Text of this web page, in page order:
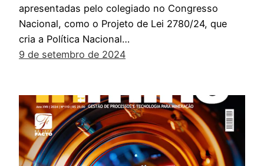
apresentadas pelo colegiado no Congresso
Nacional, como o Projeto de Lei 2780/24, que
cria a Política Nacional…
9 de setembro de 2024